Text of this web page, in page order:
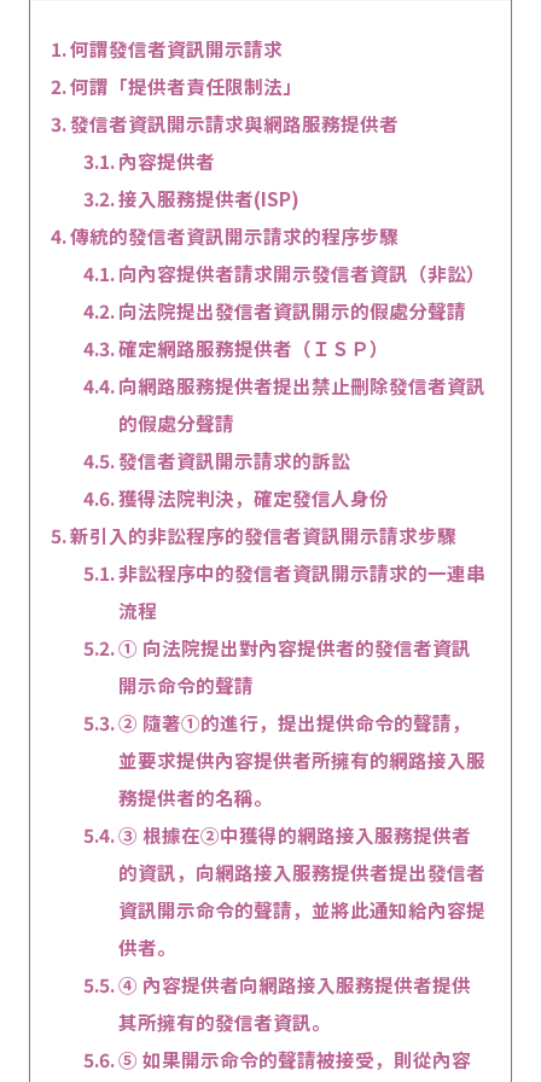
何謂發信者資訊開示請求
何謂「提供者責任限制法」
發信者資訊開示請求與網路服務提供者
內容提供者
接入服務提供者(ISP)
傳統的發信者資訊開示請求的程序步驟
向內容提供者請求開示發信者資訊（非訟）
向法院提出發信者資訊開示的假處分聲請
確定網路服務提供者（ＩＳＰ）
向網路服務提供者提出禁止刪除發信者資訊
的假處分聲請
發信者資訊開示請求的訴訟
獲得法院判決，確定發信人身份
新引入的非訟程序的發信者資訊開示請求步驟
非訟程序中的發信者資訊開示請求的一連串
流程
① 向法院提出對內容提供者的發信者資訊
開示命令的聲請
② 隨著①的進行，提出提供命令的聲請，
並要求提供內容提供者所擁有的網路接入服
務提供者的名稱。
③ 根據在②中獲得的網路接入服務提供者
的資訊，向網路接入服務提供者提出發信者
資訊開示命令的聲請，並將此通知給內容提
供者。
④ 內容提供者向網路接入服務提供者提供
其所擁有的發信者資訊。
⑤ 如果開示命令的聲請被接受，則從內容